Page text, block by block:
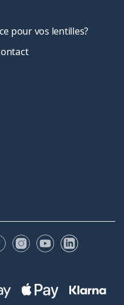
pour vos lentilles?
FacebookInstagram
YouTubeLinkedIn